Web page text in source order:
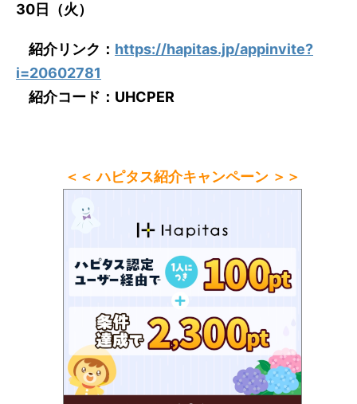
30日（火）
紹介リンク： https://hapitas.jp/appinvite?
i=20602781
紹介コード：UHCPER
＜＜ ハピタス紹介キャンペーン ＞＞